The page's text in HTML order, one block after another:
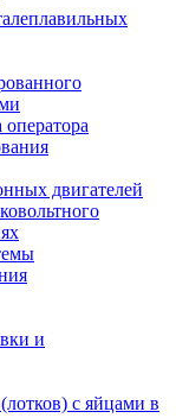
двигателей
и
с яйцами в